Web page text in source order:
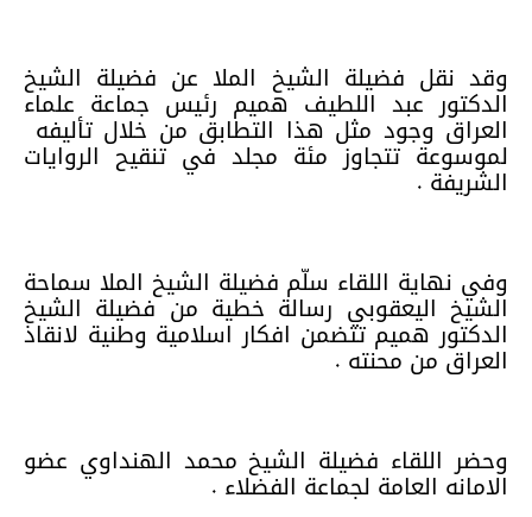
وقد نقل فضيلة الشيخ الملا عن فضيلة الشيخ
الدكتور عبد اللطيف هميم رئيس جماعة علماء
العراق وجود مثل هذا التطابق من خلال تأليفه
لموسوعة تتجاوز مئة مجلد في تنقيح الروايات
الشريفة .
وفي نهاية اللقاء سلّم فضيلة الشيخ الملا سماحة
الشيخ اليعقوبي رسالة خطية من فضيلة الشيخ
الدكتور هميم تتضمن افكار اسلامية وطنية لانقاذ
العراق من محنته .
وحضر اللقاء فضيلة الشيخ محمد الهنداوي عضو
الامانه العامة لجماعة الفضلاء .